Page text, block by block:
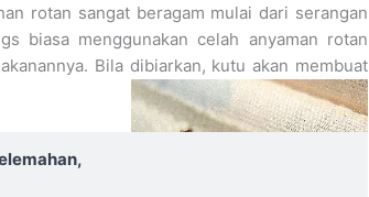
rotan sangat beragam mulai dari serangan
biasa menggunakan celah anyaman rotan
Bila dibiarkan, kutu akan membuat